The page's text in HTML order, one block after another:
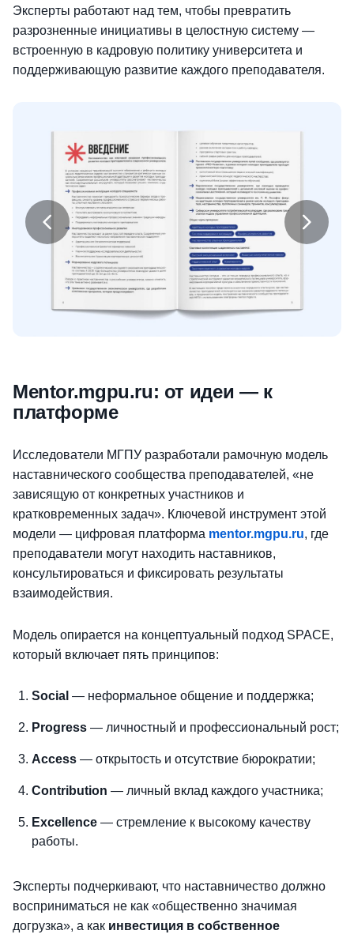
Эксперты работают над тем, чтобы превратить
разрозненные инициативы в целостную систему —
встроенную в кадровую политику университета и
поддерживающую развитие каждого преподавателя.
Мentor.mgpu.ru: от идеи — к
платформе
Исследователи МГПУ разработали рамочную модель
наставнического сообщества преподавателей, «не
зависящую от конкретных участников и
кратковременных задач». Ключевой инструмент этой
модели — цифровая платформа mentor.mgpu.ru, где
преподаватели могут находить наставников,
консультироваться и фиксировать результаты
взаимодействия.
Модель опирается на концептуальный подход SPACE,
который включает пять принципов:
Social — неформальное общение и поддержка;
Progress — личностный и профессиональный рост;
Access — открытость и отсутствие бюрократии;
Contribution — личный вклад каждого участника;
Excellence — стремление к высокому качеству
работы.
Эксперты подчеркивают, что наставничество должно
восприниматься не как «общественно значимая
догрузка», а как инвестиция в собственное